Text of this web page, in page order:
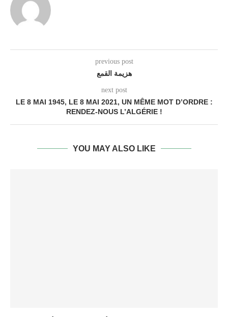
previous post
هزيمة القمع
next post
LE 8 MAI 1945, LE 8 MAI 2021, UN MÊME MOT D’ORDRE :
RENDEZ-NOUS L’ALGÉRIE !
YOU MAY ALSO LIKE